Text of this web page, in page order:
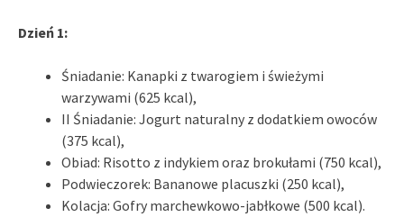
Dzień 1:
Śniadanie: Kanapki z twarogiem i świeżymi
warzywami (625 kcal),
II Śniadanie: Jogurt naturalny z dodatkiem owoców
(375 kcal),
Obiad: Risotto z indykiem oraz brokułami (750 kcal),
Podwieczorek: Bananowe placuszki (250 kcal),
Kolacja: Gofry marchewkowo-jabłkowe (500 kcal).